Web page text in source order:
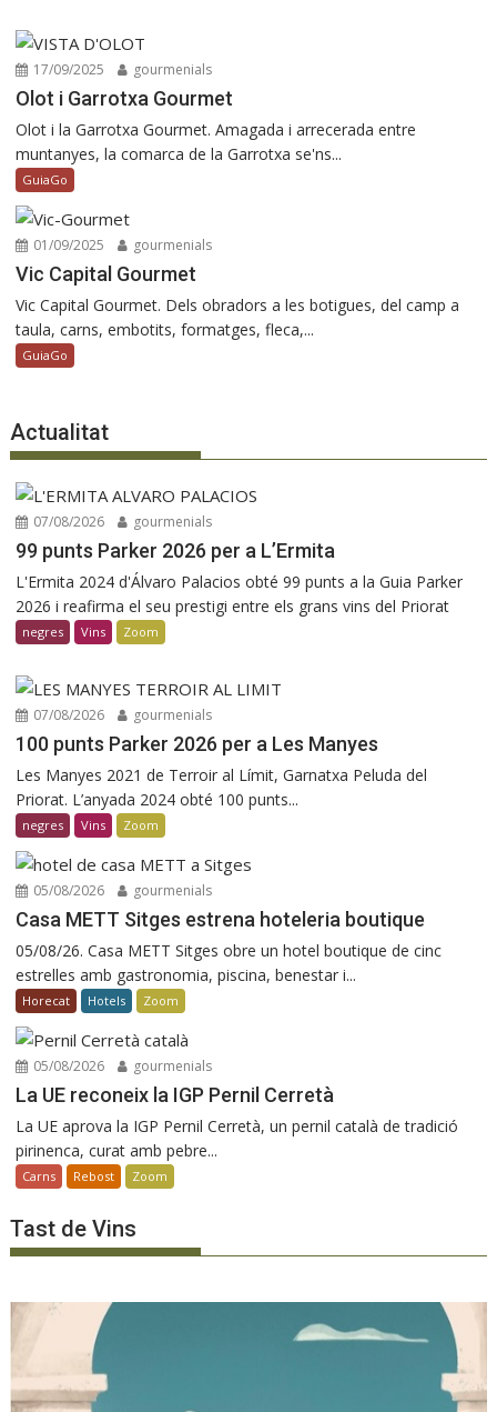
17/09/2025 gourmenials
Olot i Garrotxa Gourmet
Olot i la Garrotxa Gourmet. Amagada i arrecerada entre
muntanyes, la comarca de la Garrotxa se'ns...
GuiaGo
01/09/2025 gourmenials
Vic Capital Gourmet
Vic Capital Gourmet. Dels obradors a les botigues, del camp a
taula, carns, embotits, formatges, fleca,...
GuiaGo
Actualitat
07/08/2026 gourmenials
99 punts Parker 2026 per a L’Ermita
L'Ermita 2024 d'Álvaro Palacios obté 99 punts a la Guia Parker
2026 i reafirma el seu prestigi entre els grans vins del Priorat
negres Vins Zoom
07/08/2026 gourmenials
100 punts Parker 2026 per a Les Manyes
Les Manyes 2021 de Terroir al Límit, Garnatxa Peluda del
Priorat. L’anyada 2024 obté 100 punts...
negres Vins Zoom
05/08/2026 gourmenials
Casa METT Sitges estrena hoteleria boutique
05/08/26. Casa METT Sitges obre un hotel boutique de cinc
estrelles amb gastronomia, piscina, benestar i...
Horecat Hotels Zoom
05/08/2026 gourmenials
La UE reconeix la IGP Pernil Cerretà
La UE aprova la IGP Pernil Cerretà, un pernil català de tradició
pirinenca, curat amb pebre...
Carns Rebost Zoom
Tast de Vins